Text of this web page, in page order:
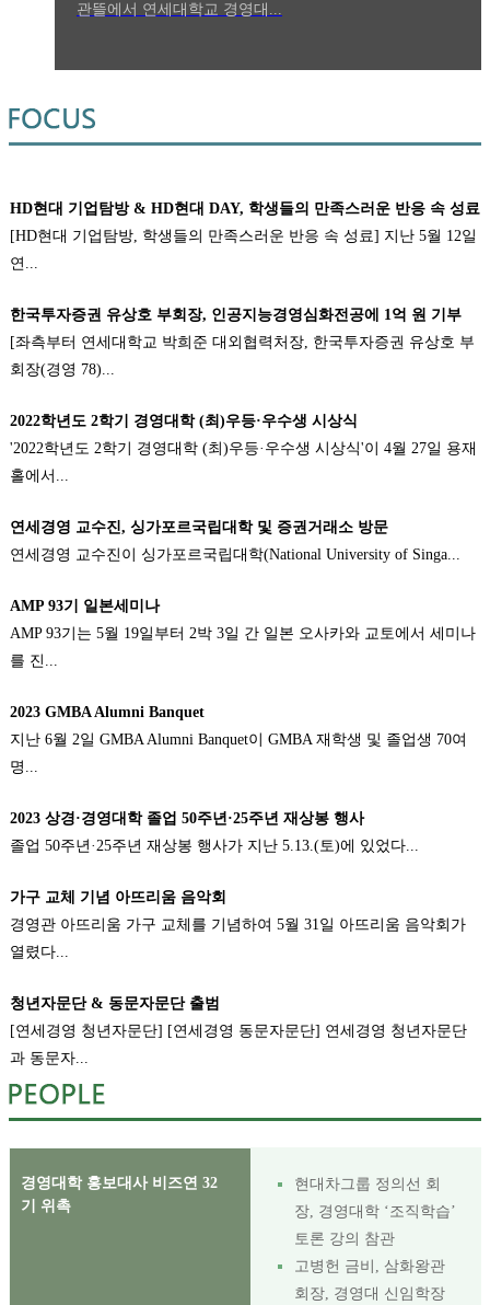
관뜰에서 연세대학교 경영대...
HD현대 기업탐방 & HD현대 DAY, 학생들의 만족스러운 반응 속 성료
[HD현대 기업탐방, 학생들의 만족스러운 반응 속 성료] 지난 5월 12일
연...
한국투자증권 유상호 부회장, 인공지능경영심화전공에 1억 원 기부
[좌측부터 연세대학교 박희준 대외협력처장, 한국투자증권 유상호 부
회장(경영 78)...
2022학년도 2학기 경영대학 (최)우등·우수생 시상식
'2022학년도 2학기 경영대학 (최)우등·우수생 시상식'이 4월 27일 용재
홀에서...
연세경영 교수진, 싱가포르국립대학 및 증권거래소 방문
연세경영 교수진이 싱가포르국립대학(National University of Singa...
AMP 93기 일본세미나
AMP 93기는 5월 19일부터 2박 3일 간 일본 오사카와 교토에서 세미나
를 진...
2023 GMBA Alumni Banquet
지난 6월 2일 GMBA Alumni Banquet이 GMBA 재학생 및 졸업생 70여
명...
2023 상경·경영대학 졸업 50주년·25주년 재상봉 행사
졸업 50주년·25주년 재상봉 행사가 지난 5.13.(토)에 있었다...
가구 교체 기념 아뜨리움 음악회
경영관 아뜨리움 가구 교체를 기념하여 5월 31일 아뜨리움 음악회가
열렸다...
청년자문단 & 동문자문단 출범
[연세경영 청년자문단] [연세경영 동문자문단] 연세경영 청년자문단
과 동문자...
경영대학 홍보대사 비즈연 32
기 위촉
현대차그룹 정의선 회
장, 경영대학 ‘조직학습’
토론 강의 참관
고병헌 금비, 삼화왕관
회장, 경영대 신임학장